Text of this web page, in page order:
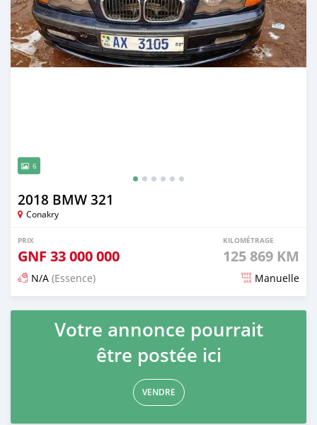
6
2018 BMW 321
Conakry
PRIX
GNF 33 000 000
KILOMÉTRAGE
125 869 KM
N/A (Essence) Manuelle
Publié il y a 7 mois
Votre annonce pourrait
être postée ici
VENDRE